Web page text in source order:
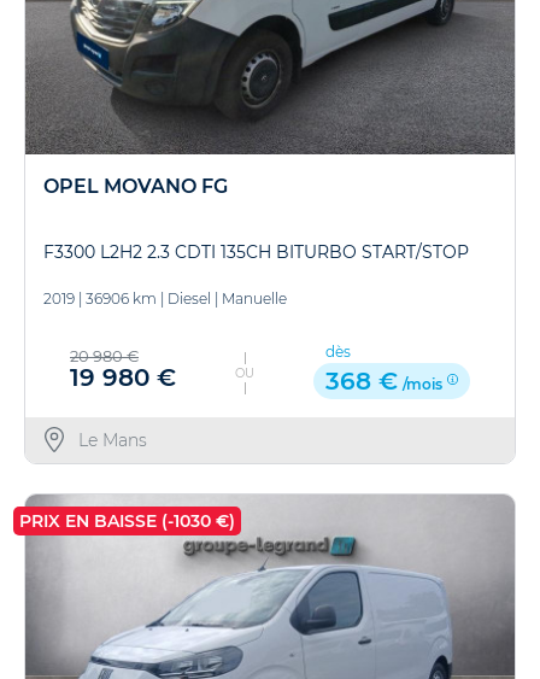
OPEL MOVANO FG
F3300 L2H2 2.3 CDTI 135CH BITURBO START/STOP
2019 36906 km Diesel Manuelle
20 980 €
19 980 € OU
dès
368 € /mois
Le Mans
PRIX EN BAISSE (-1030 €)